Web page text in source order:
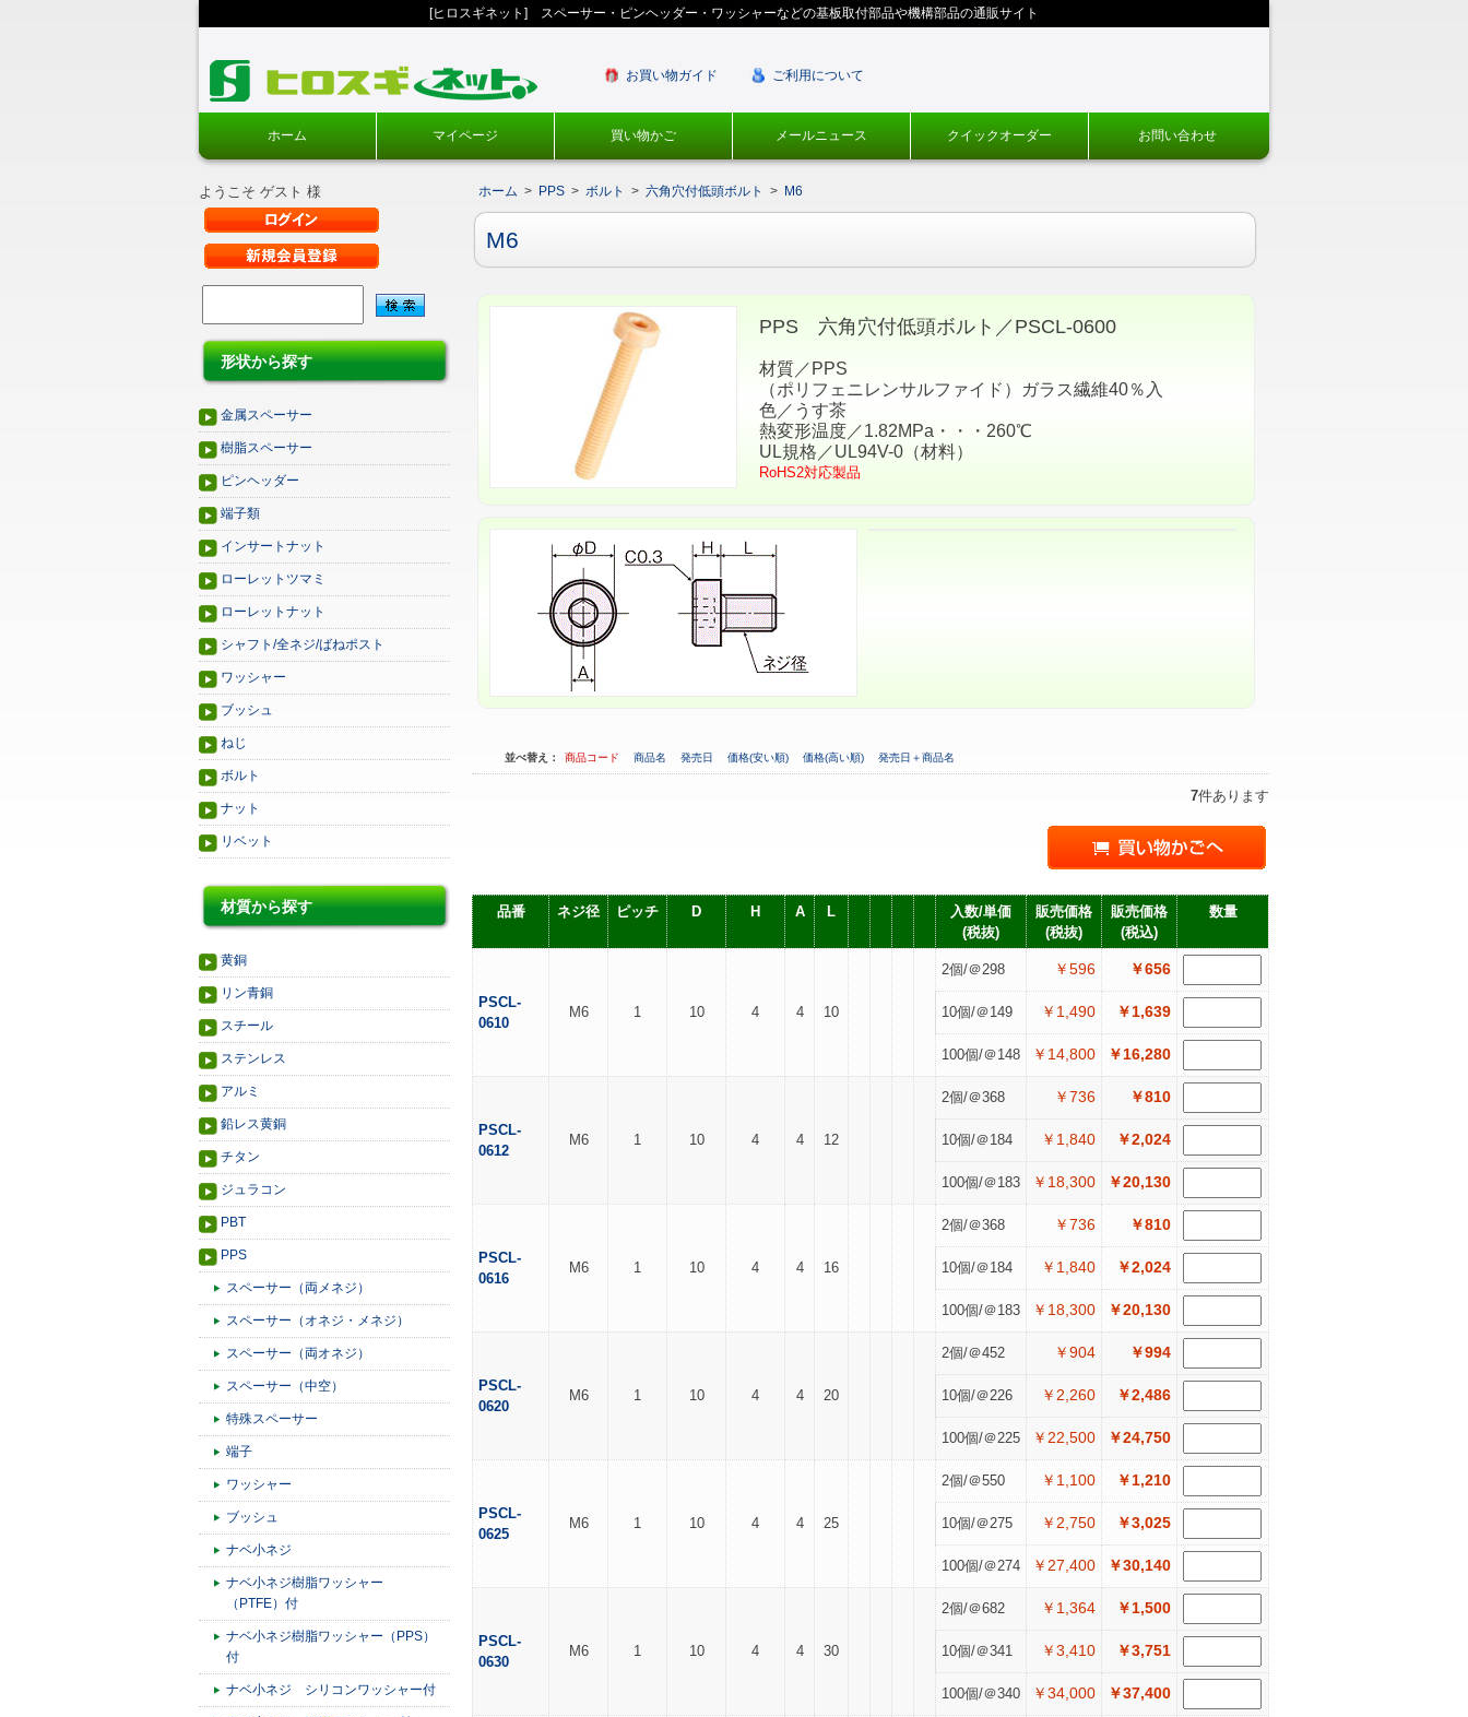
[ヒロスギネット] スペーサー・ピンヘッダー・ワッシャーなどの基板取付部品や機構部品の通販サイト
お買い物ガイド ご利用について
ホーム マイページ 買い物かご メールニュース クイックオーダー お問い合わせ
ようこそ ゲスト 様
形状から探す
金属スペーサー
樹脂スペーサー
ピンヘッダー
端子類
インサートナット
ローレットツマミ
ローレットナット
シャフト/全ネジ/ばねポスト
ワッシャー
ブッシュ
ねじ
ボルト
ナット
リベット
材質から探す
黄銅
リン青銅
スチール
ステンレス
アルミ
鉛レス黄銅
チタン
ジュラコン
PBT
PPS
スペーサー（両メネジ）
スペーサー（オネジ・メネジ）
スペーサー（両オネジ）
スペーサー（中空）
特殊スペーサー
端子
ワッシャー
ブッシュ
ナベ小ネジ
ナベ小ネジ樹脂ワッシャー
（PTFE）付
ナベ小ネジ樹脂ワッシャー（PPS）
付
ナベ小ネジ シリコンワッシャー付
ホーム > PPS > ボルト > 六角穴付低頭ボルト > M6
M6
PPS 六角穴付低頭ボルト／PSCL-0600
材質／PPS
（ポリフェニレンサルファイド）ガラス繊維40％入
色／うす茶
熱変形温度／1.82MPa・・・260℃
UL規格／UL94V-0（材料）
RoHS2対応製品
並べ替え： 商品コード 商品名 発売日 価格(安い順) 価格(高い順) 発売日＋商品名
7件あります
品番 ネジ径 ピッチ D H A L
入数/単価
(税抜)
販売価格
(税抜)
販売価格
(税込)
数量
PSCL-
0610
M6 1 10 4 4 10
2個/＠298 ￥596 ￥656
10個/＠149 ￥1,490 ￥1,639
100個/＠148 ￥14,800 ￥16,280
PSCL-
0612
M6 1 10 4 4 12
2個/＠368 ￥736 ￥810
10個/＠184 ￥1,840 ￥2,024
100個/＠183 ￥18,300 ￥20,130
PSCL-
0616
M6 1 10 4 4 16
2個/＠368 ￥736 ￥810
10個/＠184 ￥1,840 ￥2,024
100個/＠183 ￥18,300 ￥20,130
PSCL-
0620
M6 1 10 4 4 20
2個/＠452 ￥904 ￥994
10個/＠226 ￥2,260 ￥2,486
100個/＠225 ￥22,500 ￥24,750
PSCL-
0625
M6 1 10 4 4 25
2個/＠550 ￥1,100 ￥1,210
10個/＠275 ￥2,750 ￥3,025
100個/＠274 ￥27,400 ￥30,140
PSCL-
0630
M6 1 10 4 4 30
2個/＠682 ￥1,364 ￥1,500
10個/＠341 ￥3,410 ￥3,751
100個/＠340 ￥34,000 ￥37,400